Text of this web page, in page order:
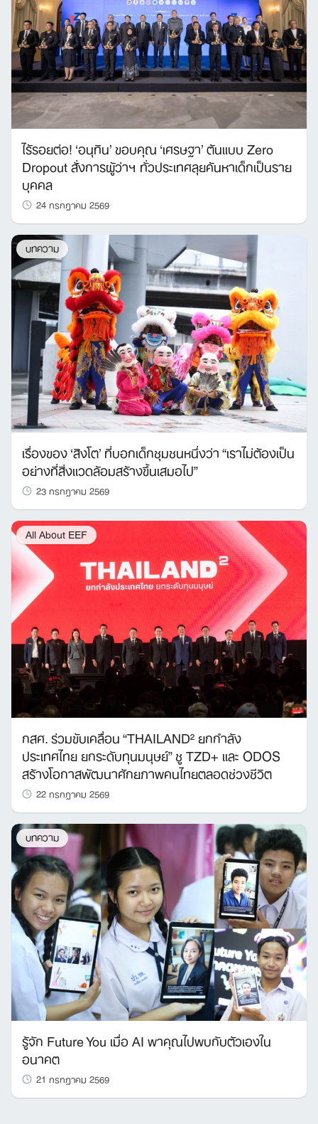
ไร้รอยต่อ! ‘อนุทิน’ ขอบคุณ ‘เศรษฐา’ ต้นแบบ Zero
Dropout สั่งการผู้ว่าฯ ทั่วประเทศลุยค้นหาเด็กเป็นราย
บุคคล
24 กรกฎาคม 2569
บทความ
เรื่องของ ‘สิงโต’ ที่บอกเด็กชุมชนหนึ่งว่า “เราไม่ต้องเป็น
อย่างที่สิ่งแวดล้อมสร้างขึ้นเสมอไป”
23 กรกฎาคม 2569
All About EEF
กสศ. ร่วมขับเคลื่อน “THAILAND² ยกกำลัง
ประเทศไทย ยกระดับทุนมนุษย์” ชู TZD+ และ ODOS
สร้างโอกาสพัฒนาศักยภาพคนไทยตลอดช่วงชีวิต
22 กรกฎาคม 2569
บทความ
รู้จัก Future You เมื่อ AI พาคุณไปพบกับตัวเองใน
อนาคต
21 กรกฎาคม 2569